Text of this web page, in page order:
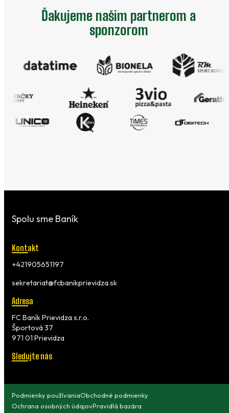
Ďakujeme našim partnerom a
sponzorom
Spolu sme Baník
Kontakt
+421905651197
sekretariat@fcbanikprievidza.sk
Adresa
FC Baník Prievidza s.r.o.
Športová 37
971 01 Prievidza
Sledujte nás
Podmienky používaniaObchodné podmienky
Ochrana osobných údajovPravidlá bazára